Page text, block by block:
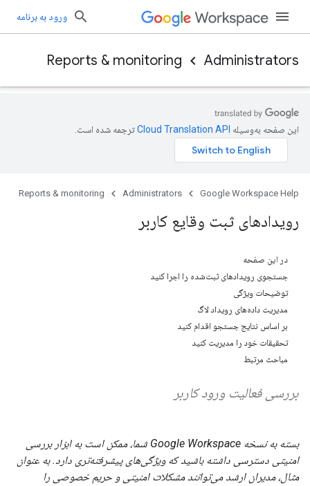
ورود به برنامه
Administrators
Reports & monitoring
این صفحه به‌وسیله ترجمه شده است.
Google Workspace Help
Administrators
Reports & monitoring
رویدادهای ثبت وقایع کاربر
در این صفحه
جستجوی رویدادهای ثبت‌شده را اجرا کنید
توضیحات ویژگی
مدیریت داده‌های رویداد لاگ
بر اساس نتایج جستجو اقدام کنید
تحقیقات خود را مدیریت کنید
مباحث مرتبط
بررسی فعالیت ورود کاربر
بسته به نسخه Google Workspace شما، ممکن است به ابزار بررسی
امنیتی دسترسی داشته باشید که ویژگی‌های پیشرفته‌تری دارد. به عنوان
مثال، مدیران ارشد می‌توانند مشکلات امنیتی و حریم خصوصی را